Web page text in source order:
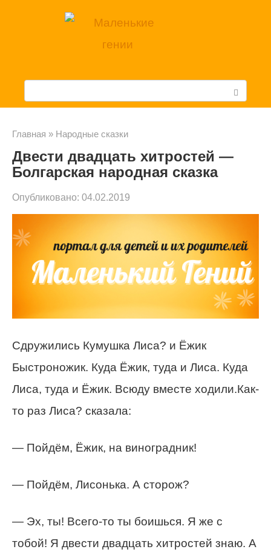
с
к
Главная » Народные сказки
Двести двадцать хитростей —
Болгарская народная сказка
Опубликовано: 04.02.2019
Сдружились Кумушка Лиса? и Ёжик
Быстроножик. Куда Ёжик, туда и Лиса. Куда
Лиса, туда и Ёжик. Всюду вместе ходили.Как-
то раз Лиса? сказала:
— Пойдём, Ёжик, на виноградник!
— Пойдём, Лисонька. А сторож?
— Эх, ты! Всего-то ты боишься. Я же с
тобой! Я двести двадцать хитростей знаю. А